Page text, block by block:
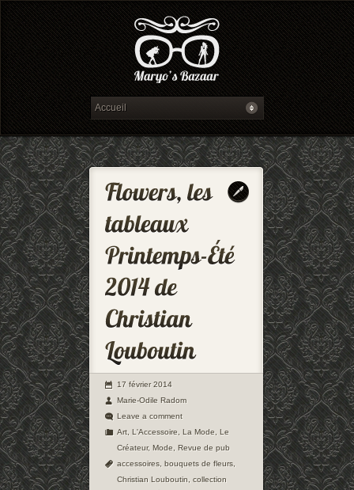
17 février 2014
Marie-Odile Radom
Leave a comment
Art L'Accessoire La Mode
Le
Créateur, Mode
Revue de pub
accessoires bouquets de fleurs
Christian Louboutin collection